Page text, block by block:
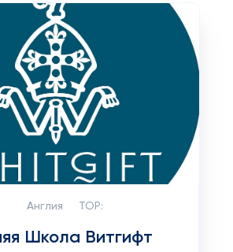
Англия TOP:
Школа Витгифт